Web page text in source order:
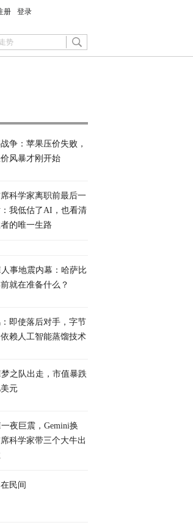
册 登录
争：苹果压价失败，
风暴才刚开始
科学家离职前最后一
我低估了AI，也看清
的唯一生路
事地震内幕：哈萨比
就在准备什么？
即使落后对手，字节
赖人工智能蒸馏技术
之队出走，市值暴跌
元
夜巨震，Gemini换
科学家带三个大牛出
民间